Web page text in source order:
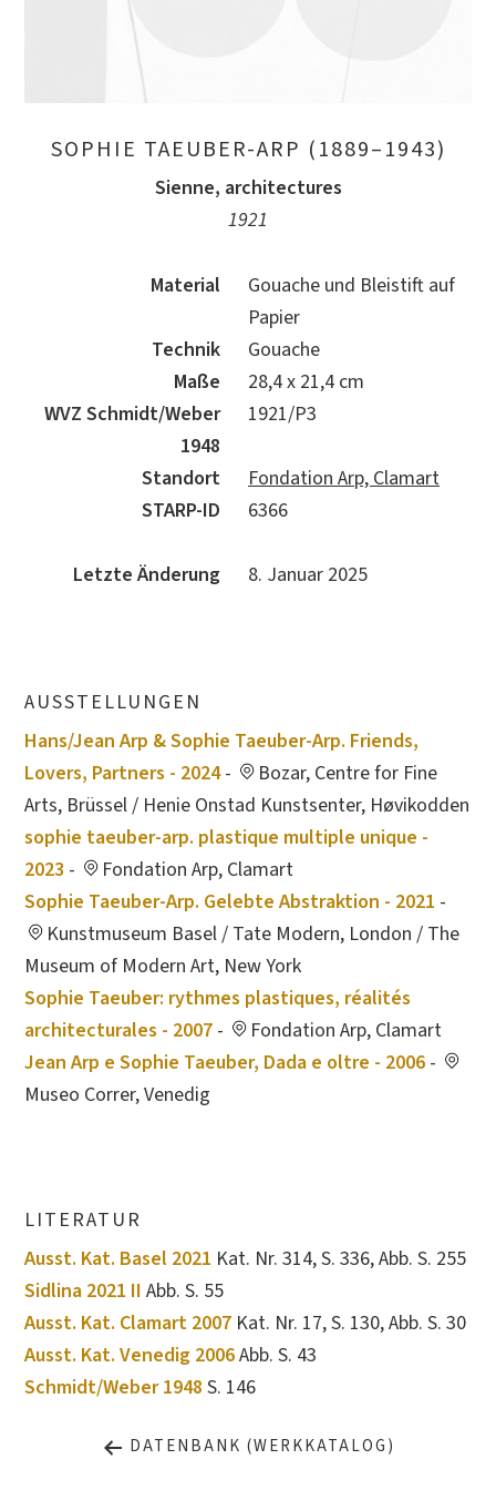
SOPHIE TAEUBER-ARP (1889–1943)
Sienne, architectures
1921
Material
Gouache und Bleistift auf
Papier
Technik
Gouache
Maße
28,4 x 21,4 cm
WVZ Schmidt/Weber
1948
1921/P3
Standort
Fondation Arp, Clamart
STARP-ID
6366
Letzte Änderung 8. Januar 2025
AUSSTELLUNGEN
Hans/Jean Arp & Sophie Taeuber-Arp. Friends,
Lovers, Partners - 2024-
Bozar, Centre for Fine
Arts, Brüssel / Henie Onstad Kunstsenter, Høvikodden
sophie taeuber-arp. plastique multiple unique -
2023 -
Fondation Arp, Clamart
Sophie Taeuber-Arp. Gelebte Abstraktion - 2021 -
Kunstmuseum Basel / Tate Modern, London / The
Museum of Modern Art, New York
Sophie Taeuber: rythmes plastiques, réalités
architecturales - 2007 -
Fondation Arp, Clamart
Jean Arp e Sophie Taeuber, Dada e oltre - 2006 -
Museo Correr, Venedig
LITERATUR
Ausst. Kat. Basel 2021 Kat. Nr. 314, S. 336, Abb. S. 255
Sidlina 2021 II Abb. S. 55
Ausst. Kat. Clamart 2007 Kat. Nr. 17, S. 130, Abb. S. 30
Ausst. Kat. Venedig 2006Abb. S. 43
Schmidt/Weber 1948 S. 146
DATENBANK (WERKKATALOG)